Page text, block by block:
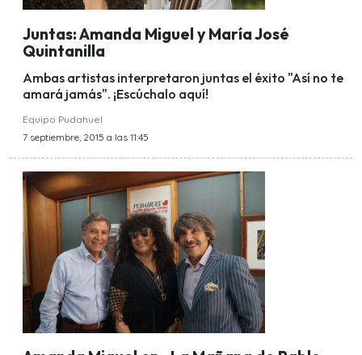
Juntas: Amanda Miguel y María José
Quintanilla
Ambas artistas interpretaron juntas el éxito "Así no te
amará jamás". ¡Escúchalo aquí!
Equipo Pudahuel
7 septiembre, 2015 a las 11:45